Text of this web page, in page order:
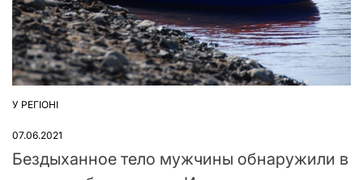
ОПУБЛІКУВАТИ
У РЕГІОНІ
07.06.2021
Бездыханное тело мужчины обнаружили в